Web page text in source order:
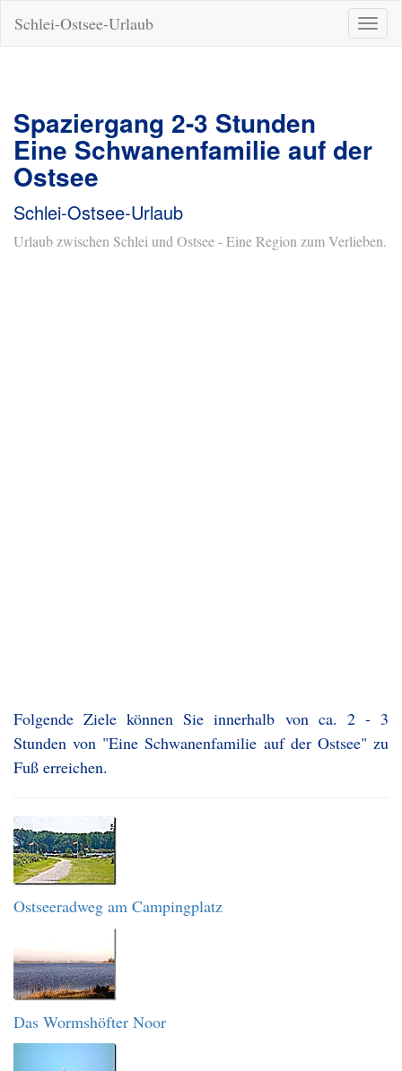
ein-/
Schlei-Ostsee-Urlaub
Spaziergang 2-3 Stunden
Eine Schwanenfamilie auf der
Ostsee
Schlei-Ostsee-Urlaub
Urlaub zwischen Schlei und Ostsee - Eine Region zum Verlieben.
Folgende Ziele können Sie innerhalb von ca. 2 - 3
Stunden von "Eine Schwanenfamilie auf der Ostsee" zu
Fuß erreichen.
Ostseeradweg am Campingplatz
Das Wormshöfter Noor